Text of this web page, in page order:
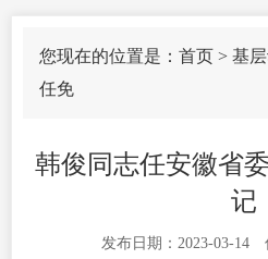
您现在的位置是： 首页 > 基
任免
韩俊同志任安徽省
记
发布日期：2023-03-14